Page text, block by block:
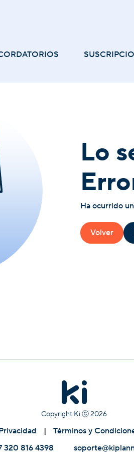
Lo
Ha ocurrido
Volver
Copyright Ki ⓒ2026
| Términos y
320 816 4398